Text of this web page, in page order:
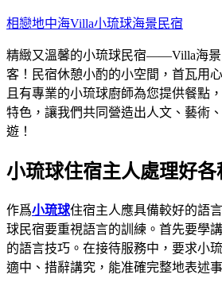
跳
主
要
內
容
相戀地中海Villa小琉球海景民宿
精緻又溫馨的小琉球民宿——Villa海
客！民宿休憩小酌的小空間，首瓦用
且有專業的小琉球廚師為您提供餐點
特色，讓我們共同營造出人文、藝術
遊！
小琉球住宿主人處理好各
作爲小琉球住宿主人應具備較好的語
球民宿要重視語言的訓練。首先要學
的語言技巧。在接待服務中，要求小
適中、措辭講究，能准確完整地表述